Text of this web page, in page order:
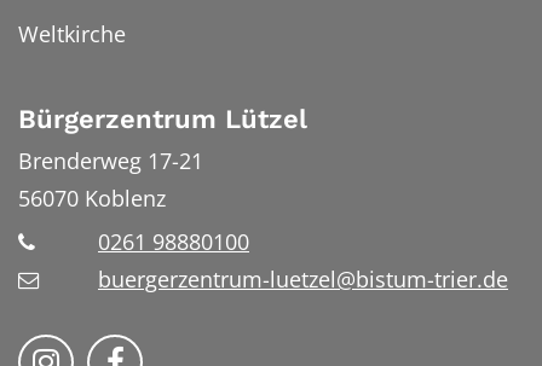
Weltkirche
Bürgerzentrum Lützel
Brenderweg 17-21
56070 Koblenz
0261 98880100
buergerzentrum-luetzel@bistum-trier.de
Folge uns auf Instragram
Folge uns auf Facebook